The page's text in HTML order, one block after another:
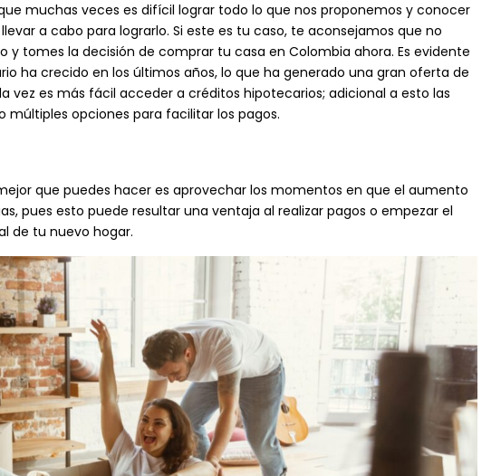
muchas veces es difícil lograr todo lo que nos proponemos y conocer
a cabo para lograrlo. Si este es tu caso, te aconsejamos que no
y tomes la decisión de comprar tu casa en Colombia ahora. Es evidente
ha crecido en los últimos años, lo que ha generado una gran oferta de
vez es más fácil acceder a créditos hipotecarios; adicional a esto las
múltiples opciones para facilitar los pagos.
que puedes hacer es aprovechar los momentos en que el aumento
pues esto puede resultar una ventaja al realizar pagos o empezar el
de tu nuevo hogar.